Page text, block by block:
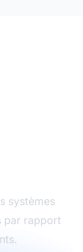
systèmes
par rapport